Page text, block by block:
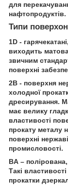
для
нафтопродуктів.
Типи
1D -
виходить
звичним
поверхні
2В - поверхня
холодної
дресирування.
має велику
властивості
прокату металу
поверхні
промисловості.
BA –
Такі
прокатки